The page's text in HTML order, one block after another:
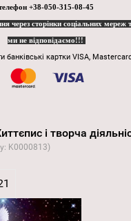
+38-050-315-08-45
через сторінки соціальних мереж
ми не відповідаємо!!!
банківські картки VISA,
і творча
K0000813)